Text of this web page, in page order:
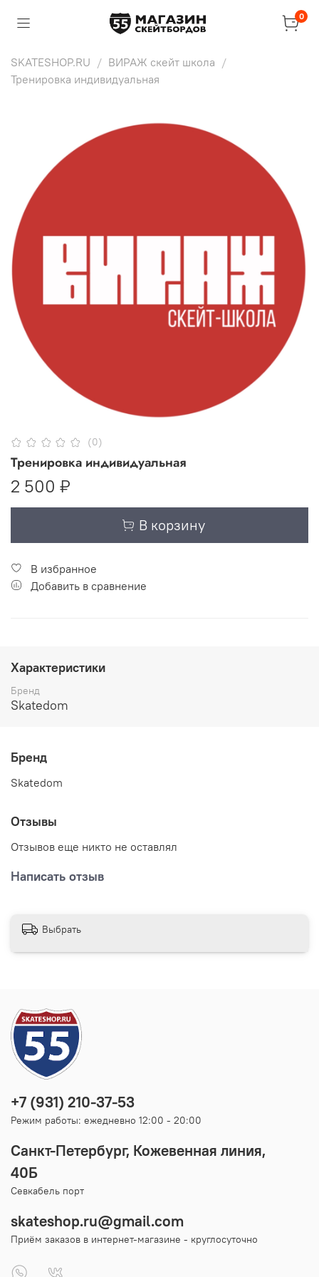
0
SKATESHOP.RU
ВИРАЖ скейт школа
Тренировка индивидуальная
(0)
Тренировка индивидуальная
2 500 ₽
В корзину
В избранное
Добавить в сравнение
Характеристики
Бренд
Skatedom
Бренд
Skatedom
Отзывы
Отзывов еще никто не оставлял
Написать отзыв
Выбрать
+7 (931) 210-37-53
Режим работы: ежедневно 12:00 - 20:00
Санкт-Петербург, Кожевенная линия,
40Б
Севкабель порт
skateshop.ru@gmail.com
Приём заказов в интернет-магазине - круглосуточно